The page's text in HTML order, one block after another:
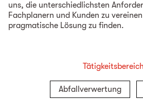
uns, die unterschiedlichsten
Fachplanern und Kunden zu
pragmatische Lösung zu finden.
Abfallverwertung